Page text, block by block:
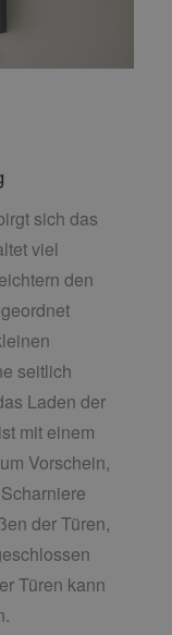
sich das
viel
den
seitlich
Laden der
mit einem
Vorschein,
der Türen,
Türen kann